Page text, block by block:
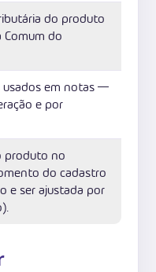
do produto
do
usados em notas —
e por
produto no
do cadastro
e ser ajustada por